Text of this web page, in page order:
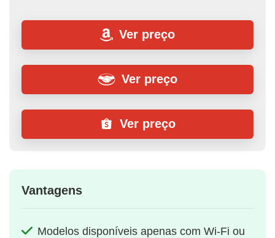
Ver preço
Ver preço
Ver preço
Vantagens
Modelos disponíveis apenas com Wi-Fi ou